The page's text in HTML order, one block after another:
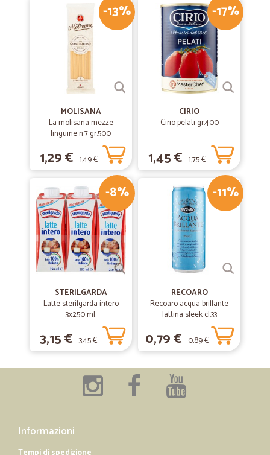
-13%
MOLISANA
La molisana mezze
linguine n.7 gr.500
1,29 € 1,49 €
-17%
CIRIO
Cirio pelati gr.400
1,45 € 1,75 €
-8%
STERILGARDA
Latte sterilgarda intero
3x250 ml.
3,15 € 3,45 €
-11%
RECOARO
Recoaro acqua brillante
lattina sleek cl.33
0,79 € 0,89 €
Informazioni